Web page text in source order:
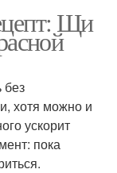
Щи
хотя можно и
ускорит
пока